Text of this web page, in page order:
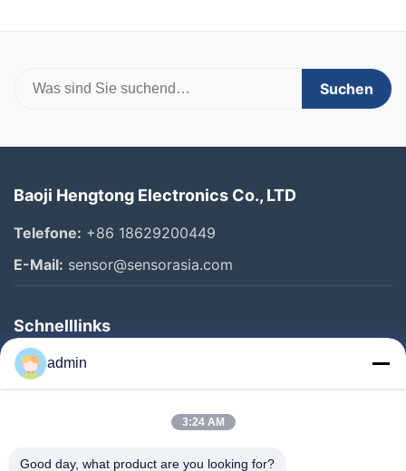
Suchen
Baoji Hengtong Electronics Co., LTD
Telefone: +86 18629200449
E-Mail: sensor@sensorasia.com
Schnelllinks
Haus
Produkte
Über Uns
admin
3:24 AM
Good day, what product are you looking for?